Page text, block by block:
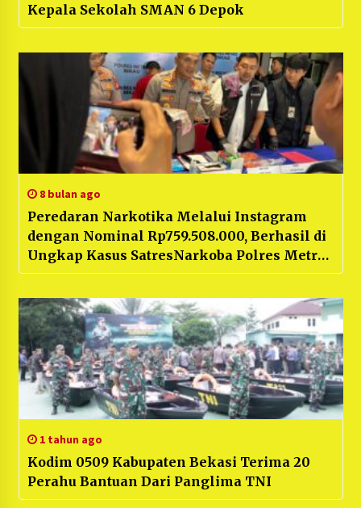
Kepala Sekolah SMAN 6 Depok
8 bulan ago
Peredaran Narkotika Melalui Instagram
dengan Nominal Rp759.508.000, Berhasil di
Ungkap Kasus SatresNarkoba Polres Metro
Bekasi
1 tahun ago
Kodim 0509 Kabupaten Bekasi Terima 20
Perahu Bantuan Dari Panglima TNI